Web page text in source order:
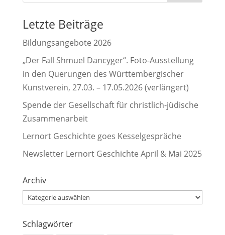
Letzte Beiträge
Bildungsangebote 2026
„Der Fall Shmuel Dancyger“. Foto-Ausstellung
in den Querungen des Württembergischer
Kunstverein, 27.03. – 17.05.2026 (verlängert)
Spende der Gesellschaft für christlich-jüdische
Zusammenarbeit
Lernort Geschichte goes Kesselgespräche
Newsletter Lernort Geschichte April & Mai 2025
Archiv
Archiv
Schlagwörter